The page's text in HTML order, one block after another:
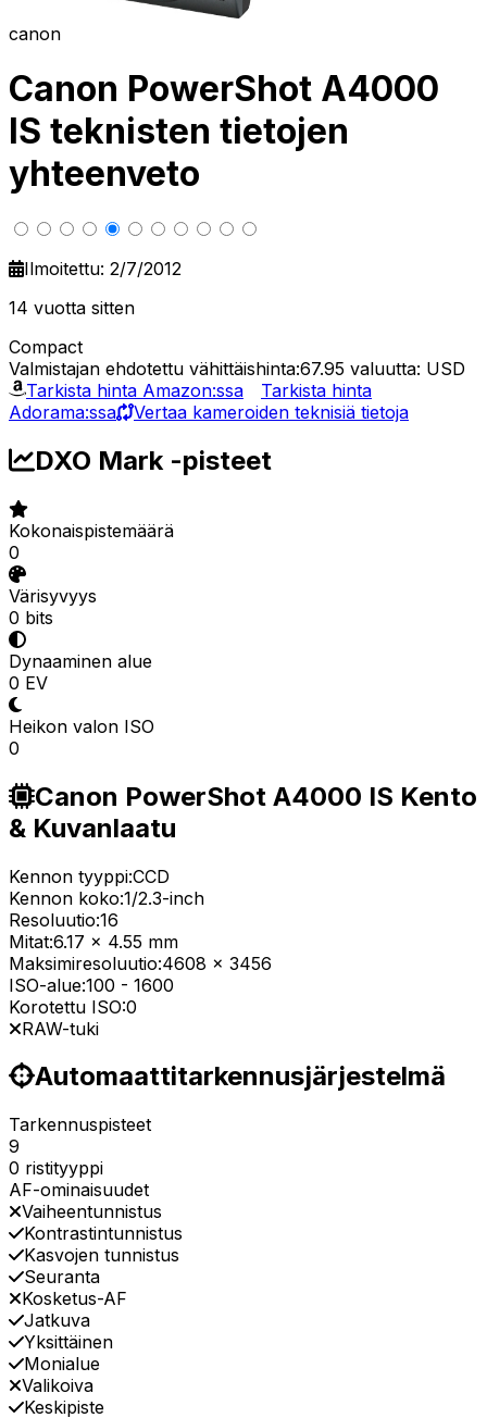
canon
Canon PowerShot A4000
IS teknisten tietojen
yhteenveto
Ilmoitettu: 2/7/2012
14 vuotta sitten
Compact
Valmistajan ehdotettu vähittäishinta:67.95 valuutta: USD
Tarkista hinta Amazon:ssa
Tarkista hinta
Adorama:ssa
Vertaa kameroiden teknisiä tietoja
DXO Mark -pisteet
Kokonaispistemäärä
0
Värisyvyys
0 bits
Dynaaminen alue
0 EV
Heikon valon ISO
0
Canon PowerShot A4000 IS Kento
& Kuvanlaatu
Kennon tyyppi:CCD
Kennon koko:1/2.3-inch
Resoluutio:16
Mitat:6.17 x 4.55 mm
Maksimiresoluutio:4608 x 3456
ISO-alue:100 - 1600
Korotettu ISO:0
RAW-tuki
Automaattitarkennusjärjestelmä
Tarkennuspisteet
9
0 ristityyppi
AF-ominaisuudet
Vaiheentunnistus
Kontrastintunnistus
Kasvojen tunnistus
Seuranta
Kosketus-AF
Jatkuva
Yksittäinen
Monialue
Valikoiva
Keskipiste